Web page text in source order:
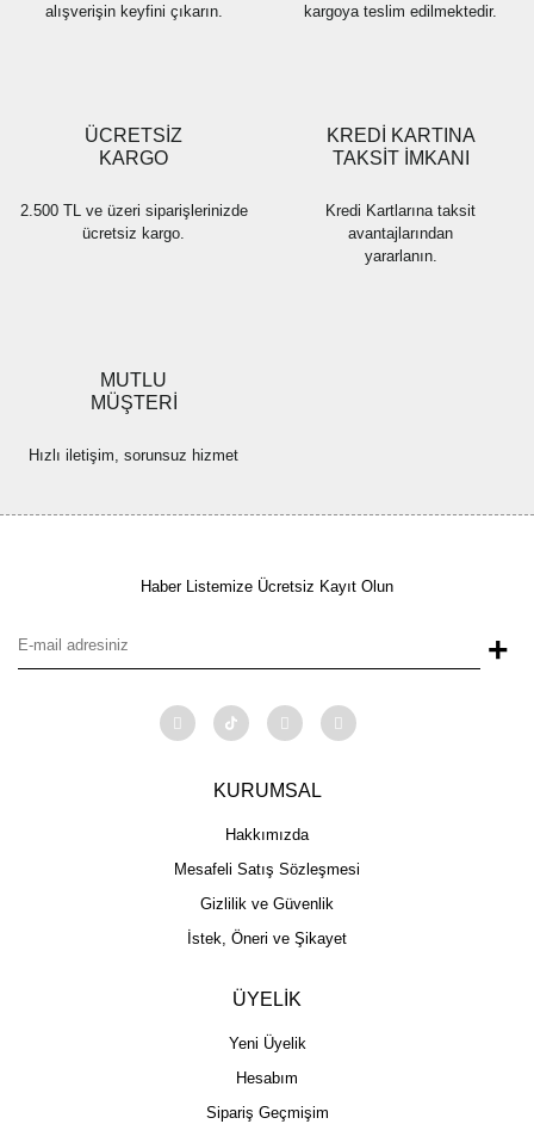
alışverişin keyfini çıkarın.
kargoya teslim edilmektedir.
ÜCRETSİZ
KARGO
2.500 TL ve üzeri siparişlerinizde
ücretsiz kargo.
KREDİ KARTINA
TAKSİT İMKANI
Kredi Kartlarına taksit
avantajlarından
yararlanın.
MUTLU
MÜŞTERİ
Hızlı iletişim, sorunsuz hizmet
Haber Listemize Ücretsiz Kayıt Olun
+
KURUMSAL
Hakkımızda
Mesafeli Satış Sözleşmesi
Gizlilik ve Güvenlik
İstek, Öneri ve Şikayet
ÜYELİK
Yeni Üyelik
Hesabım
Sipariş Geçmişim